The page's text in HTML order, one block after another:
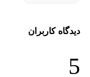
که سوالات این کوییزها می
سوالات کوییز را حل کرده و
تصحیح شود و اشکالات
این دوره به حل سوالات و
دیدگاه کاربران
5